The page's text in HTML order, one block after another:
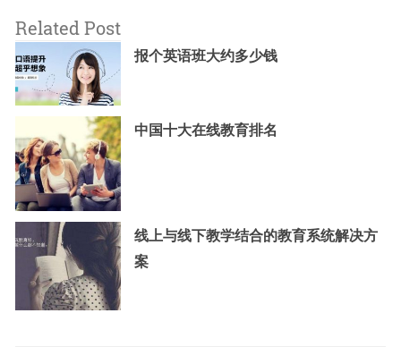
Related Post
报个英语班大约多少钱
中国十大在线教育排名
线上与线下教学结合的教育系统解决方
案